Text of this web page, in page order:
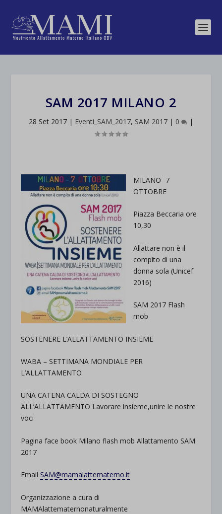
SAM 2017 MILANO 2
28 Set 2017 | Eventi_SAM_2017, SAM 2017 | 0 |
MILANO -7
OTTOBRE
Piazza Beccaria ore
10,30
Allattare non è il
compito di una
donna sola (Unicef
2016)
SAM 2017 Flash
mob
SOSTENERE L’ALLATTAMENTO INSIEME
WABA – SETTIMANA MONDIALE PER
L’ALLATTAMENTO
UNA CATENA CALDA DI SOSTEGNO
ALL’ALLATTAMENTO Lavorare insieme,unire le nostre
voci
Pagina face book Milano flash mob Allattamento SAM
2017
EmailSAM@mamalattematerno.it
Organizzazione a cura di
MAMAlattematernonaturalmente